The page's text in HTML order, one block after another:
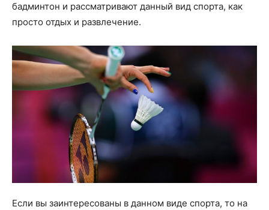
бадминтон и рассматривают данный вид спорта, как
просто отдых и развлечение.
Если вы заинтересованы в данном виде спорта, то на